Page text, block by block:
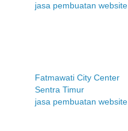
jasa pembuatan website
Fatmawati City Center
Sentra Timur
jasa pembuatan website